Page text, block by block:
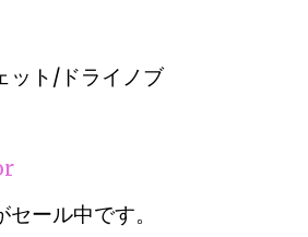
ット/ドライノブ
ール中です。